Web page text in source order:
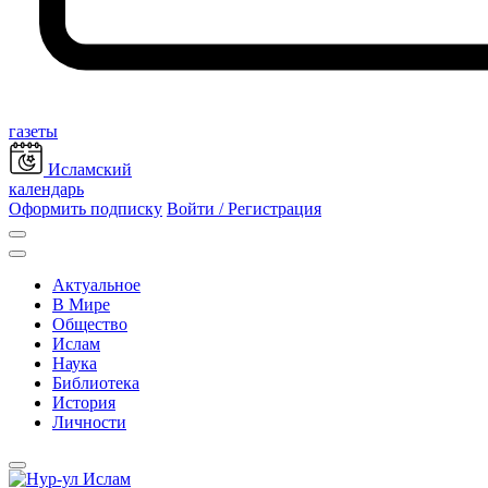
газеты
Исламский
календарь
Оформить подписку Войти / Регистрация
Актуальное
В Мире
Общество
Ислам
Наука
Библиотека
История
Личности